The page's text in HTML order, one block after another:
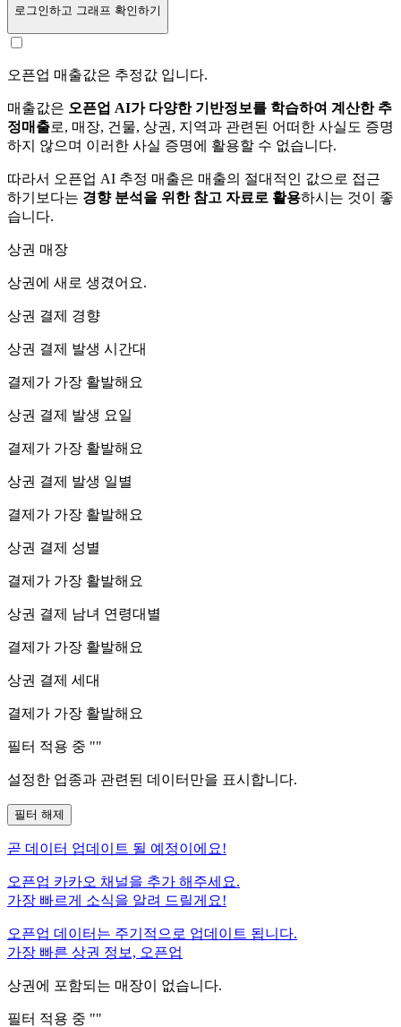
로그인하고 그래프 확인하기
오픈업 매출값은 추정값 입니다.
매출값은 오픈업 AI가 다양한 기반정보를 학습하여 계산한 추
정매출로, 매장, 건물, 상권, 지역과 관련된 어떠한 사실도 증명
하지 않으며 이러한 사실 증명에 활용할 수 없습니다.
따라서 오픈업 AI 추정 매출은 매출의 절대적인 값으로 접근
하기보다는 경향 분석을 위한 참고 자료로 활용하시는 것이 좋
습니다.
상권 매장
상권에 새로 생겼어요.
상권 결제 경향
상권 결제 발생 시간대
결제가 가장 활발해요
상권 결제 발생 요일
결제가 가장 활발해요
상권 결제 발생 일별
결제가 가장 활발해요
상권 결제 성별
결제가 가장 활발해요
상권 결제 남녀 연령대별
결제가 가장 활발해요
상권 결제 세대
결제가 가장 활발해요
필터 적용 중 ""
설정한 업종과 관련된 데이터만을 표시합니다.
필터 해제
곧 데이터 업데이트 될 예정이에요!
오픈업 카카오 채널을 추가 해주세요.
가장 빠르게 소식을 알려 드릴게요!
오픈업 데이터는 주기적으로 업데이트 됩니다.
가장 빠른 상권 정보, 오픈업
상권에 포함되는 매장이 없습니다.
필터 적용 중 ""